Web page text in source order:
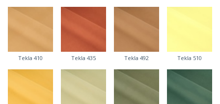
Tekla 410 Tekla 435 Tekla 492 Tekla 510